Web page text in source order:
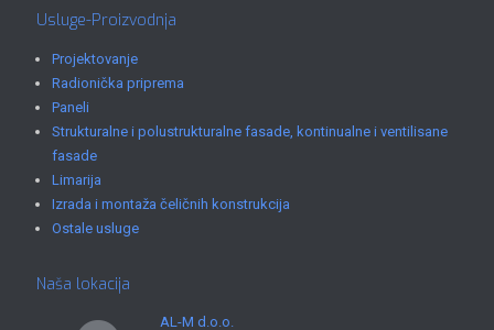
Usluge-Proizvodnja
Projektovanje
Radionička priprema
Paneli
Strukturalne i polustrukturalne fasade, kontinualne i ventilisane
fasade
Limarija
Izrada i montaža čeličnih konstrukcija
Ostale usluge
Naša lokacija
AL-M d.o.o.